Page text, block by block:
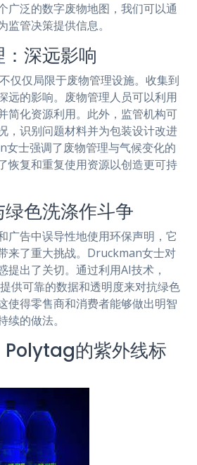
广泛的数字废物地图，我们可以通
管决策提供信息。
深远影响
仅仅局限于废物管理设施。收集到
远的影响。废物管理人员可以利用
简化资源利用。此外，监管机构可
，识别问题材料并为包装设计改进
士强调了废物管理与气候变化的
恢复和重复使用资源以创造更可持
色洗涤作斗争
广告中误导性地使用环保声明，它
来了重大挑战。Druckman女士对
提出了关切。通过利用AI技术，
供可靠的数据和透明度来对抗绿色
使得零售商和消费者能够做出明智
的做法。
Polytag的紫外线标